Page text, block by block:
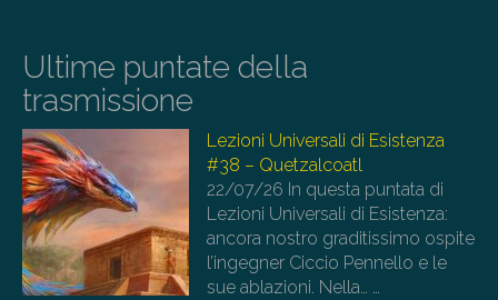
Ultime puntate della
trasmissione
Lezioni Universali di Esistenza
#38 – Quetzalcoatl
22/07/26 In questa puntata di
Lezioni Universali di Esistenza:
ancora nostro graditissimo ospite
l’ingegner Ciccio Pennello e le
sue ablazioni. Nella… …